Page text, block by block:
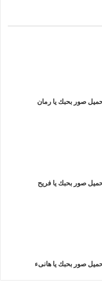
صور بحبك يا رمان
صور بحبك يا فريح
صور بحبك يا هانىء